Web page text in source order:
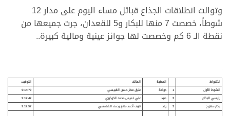
وتوالت انطلاقات الجذاع قبائل مساء اليوم على مدار 12
شوطاً، خصصت 7 منها للبكار و5 للقعدان، جرت جميعها من
نقطة الـ 6 كم وخصصت لها جوائز عينية ومالية كبيرة..
الأشواط المطية المالك
التوقيت
الشوط الأول
1 دوامة عتيق مطر حسن القبيسي
9:14:79
رئيسي الجذاع
2 صيد علي خميس محمد الخوذيري
9:17:42
بكار مفتوح
3 رغد نايف أحمد مانع رحمه الشامسي 9:17:57